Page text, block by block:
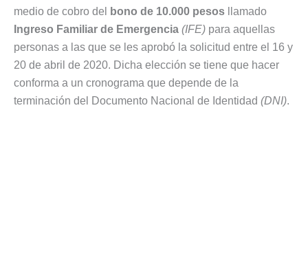
medio de cobro del
bono de 10.000 pesos llamado
Ingreso Familiar de Emergencia (IFE) para aquellas
personas a las que se les aprobó la solicitud entre el 16 y
20 de abril de 2020. Dicha elección se tiene que hacer
conforma a un cronograma que depende de la
terminación del Documento Nacional de Identidad (DNI).